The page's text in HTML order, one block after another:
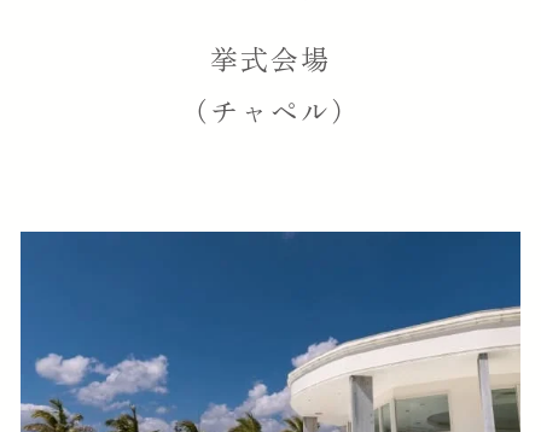
挙式会場
（チャペル）